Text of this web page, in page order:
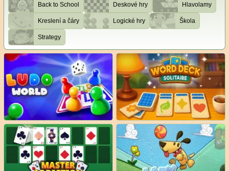
Back to School Deskové hry Hlavolamy
Kreslení a čáry Logické hry Škola
Strategy